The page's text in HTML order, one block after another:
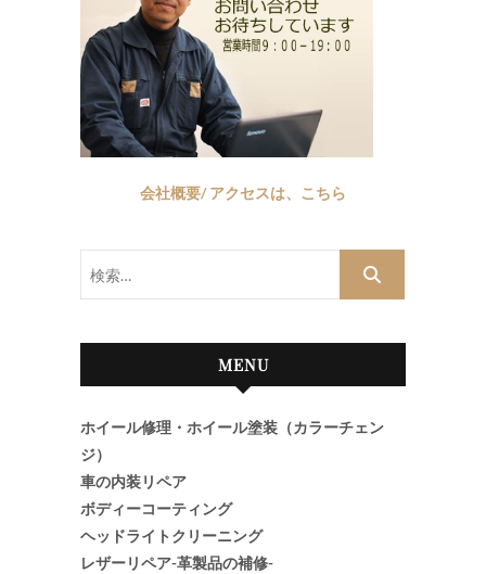
会社概要/ アクセスは、こちら
MENU
ホイール修理・ホイール塗装（カラーチェン
ジ）
車の内装リペア
ボディーコーティング
ヘッドライトクリーニング
レザーリペア-革製品の補修-